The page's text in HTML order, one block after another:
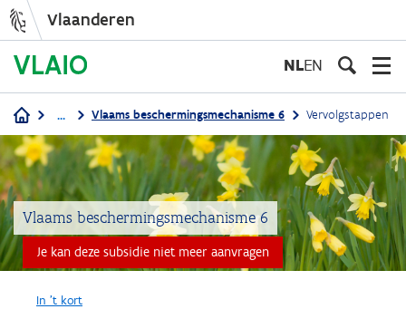
inhoud
gaan
Vlaanderen
NLEN
Kruimelpad
... Vlaams beschermingsmechanisme 6 Vervolgstappen
Vlaams beschermingsmechanisme 6
Je kan deze subsidie niet meer aanvragen
In 't kort